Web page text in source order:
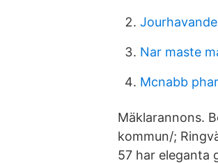
Nar maste
Mcnabb
Mäklarannons.
kommun/;
57 har eleganta